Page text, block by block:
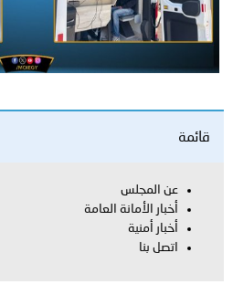
قائمة
عن المجلس
أخبار الأمانة العامة
أخبار أمنية
اتصل بنا